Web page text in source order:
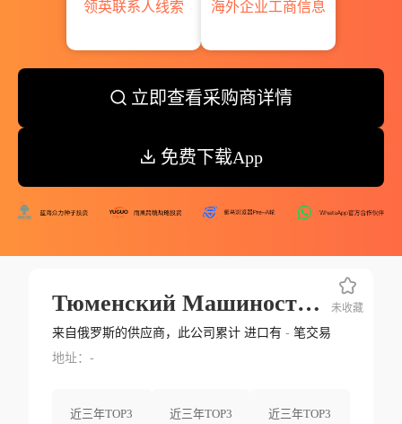
领英联系人线索
海外企业工商信息
立即查看采购商详情
免费下载App
Тюменский Машиностроительный Завод Россия Тмз
来自俄罗斯的供应商，此公司累计 进口有 -笔交易
地址：-
近三年TOP3
近三年TOP3
近三年TOP3
未收藏